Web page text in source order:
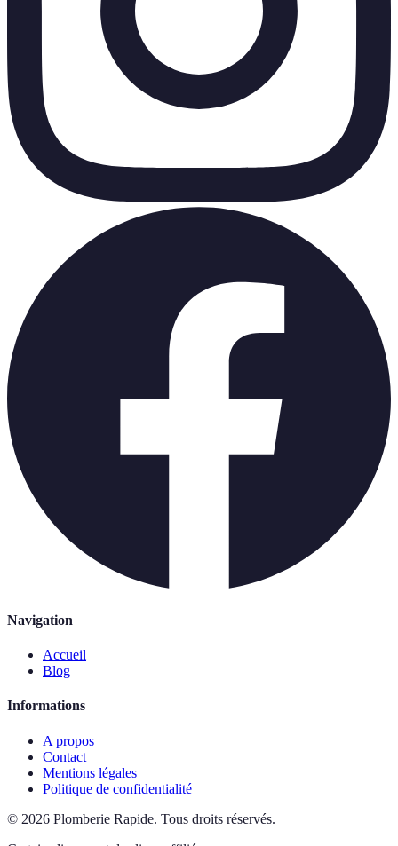
Navigation
Accueil
Blog
Informations
A propos
Contact
Mentions légales
Politique de confidentialité
© 2026 Plomberie Rapide. Tous droits réservés.